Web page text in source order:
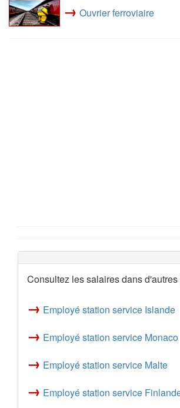
→ Ouvrier ferroviaire
Consultez les salaires dans
→ Employé station service Islande
→ Employé station service Monaco
→ Employé station service Malte
→ Employé station service